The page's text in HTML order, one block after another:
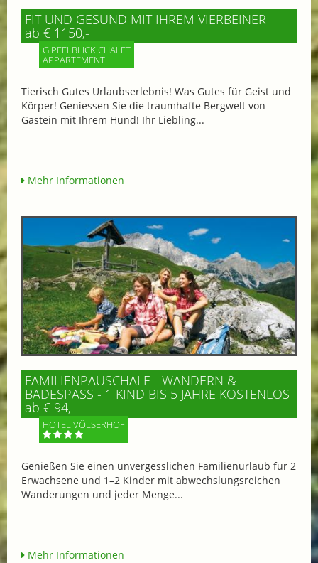
FIT UND GESUND MIT IHREM VIERBEINER
ab € 1150,-
GIPFELBLICK CHALET
APPARTEMENT
Tierisch Gutes Urlaubserlebnis! Was Gutes für Geist und
Körper! Geniessen Sie die traumhafte Bergwelt von
Gastein mit Ihrem Hund! Ihr Liebling...
Mehr Informationen
FAMILIENPAUSCHALE - WANDERN &
BADESPASS - 1 KIND BIS 5 JAHRE KOSTENLOS
ab € 94,-
HOTEL VÖLSERHOF
Genießen Sie einen unvergesslichen Familienurlaub für 2
Erwachsene und 1–2 Kinder mit abwechslungsreichen
Wanderungen und jeder Menge...
Mehr Informationen